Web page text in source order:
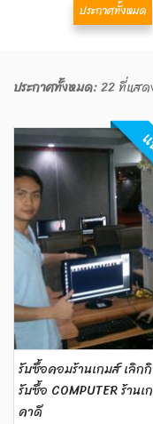
ประกาศทั้งหมด
ประกาศทั้งหมด:22 ที่แส
รับซื้อคอมร้านเกมส์ เลิก
รับซื้อ COMPUTER ร้านเ
คาดี